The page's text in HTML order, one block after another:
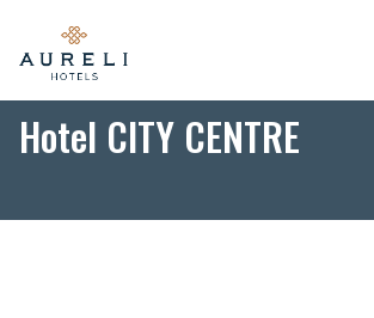
Hotel CITY CENTRE